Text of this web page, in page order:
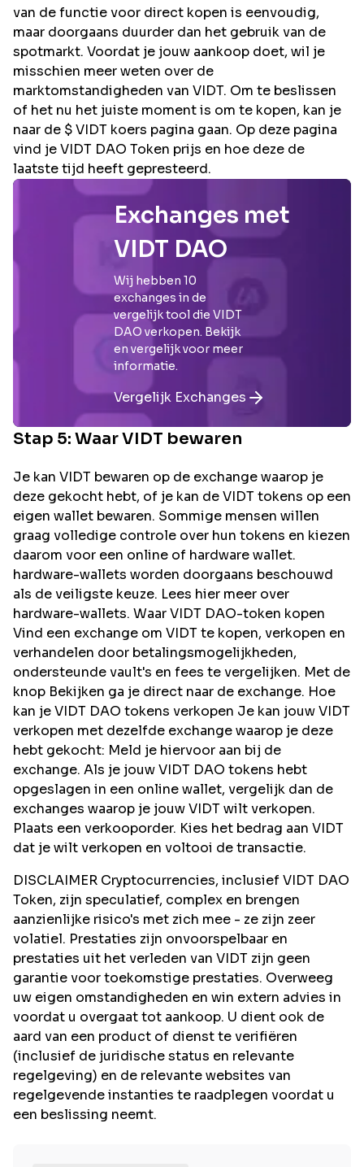
van de functie voor direct kopen is eenvoudig,
maar doorgaans duurder dan het gebruik van de
spotmarkt. Voordat je jouw aankoop doet, wil je
misschien meer weten over de
marktomstandigheden van VIDT. Om te beslissen
of het nu het juiste moment is om te kopen, kan je
naar de $ VIDT koers pagina gaan. Op deze pagina
vind je VIDT DAO Token prijs en hoe deze de
laatste tijd heeft gepresteerd.
Exchanges met
VIDT DAO
Wij hebben 10
exchanges in de
vergelijk tool die VIDT
DAO verkopen. Bekijk
en vergelijk voor meer
informatie.
Vergelijk Exchanges
Stap 5: WaarVIDT bewaren
Je kan VIDT bewaren op de exchange waarop je
deze gekocht hebt, of je kan de VIDT tokens op een
eigen wallet bewaren. Sommige mensen willen
graag volledige controle over hun tokens en kiezen
daarom voor een online of hardware wallet.
hardware-wallets worden doorgaans beschouwd
als de veiligste keuze. Lees hier meer over
hardware-wallets. Waar VIDT DAO-token kopen
Vind een exchange om VIDT te kopen, verkopen en
verhandelen door betalingsmogelijkheden,
ondersteunde vault's en fees te vergelijken. Met de
knop Bekijken ga je direct naar de exchange. Hoe
kan je VIDT DAO tokens verkopen Je kan jouw VIDT
verkopen met dezelfde exchange waarop je deze
hebt gekocht: Meld je hiervoor aan bij de
exchange. Als je jouw VIDT DAO tokens hebt
opgeslagen in een online wallet, vergelijk dan de
exchanges waarop je jouw VIDT wilt verkopen.
Plaats een verkooporder. Kies het bedrag aan VIDT
dat je wilt verkopen en voltooi de transactie.
DISCLAIMER Cryptocurrencies, inclusief VIDT DAO
Token, zijn speculatief, complex en brengen
aanzienlijke risico's met zich mee - ze zijn zeer
volatiel. Prestaties zijn onvoorspelbaar en
prestaties uit het verleden van VIDT zijn geen
garantie voor toekomstige prestaties. Overweeg
uw eigen omstandigheden en win extern advies in
voordat u overgaat tot aankoop. U dient ook de
aard van een product of dienst te verifiëren
(inclusief de juridische status en relevante
regelgeving) en de relevante websites van
regelgevende instanties te raadplegen voordat u
een beslissing neemt.